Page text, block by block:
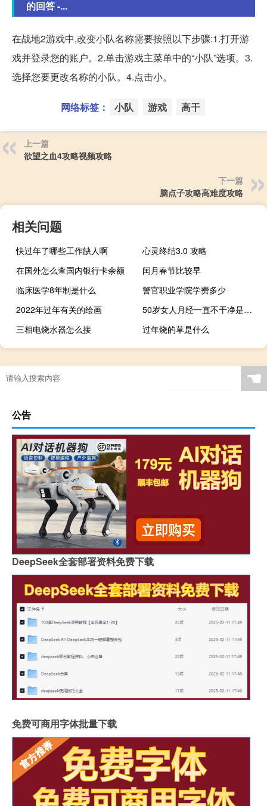
的回答 -...
在战地2游戏中,改变小队名称需要按照以下步骤:1.打开游
戏并登录您的账户。2.单击游戏主菜单中的“小队”选项。3.
选择您要更改名称的小队。4.点击小。
网络标签： 小队 游戏 高干
上一篇
欲望之血4攻略视频攻略
下一篇
脑点子攻略高难度攻略
相关问题
快过年了哪些工作缺人啊
心灵终结3.0 攻略
在国外怎么查国内银行卡余额
闰月春节比较早
临床医学8年制是什么
警官职业学院学费多少
2022年过年有关的绘画
50岁女人月经一直不干净是什么原因（50岁女人）
三相电烧水器怎么接
过年烧的草是什么
☚
公告
DeepSeek全套部署资料免费下载
免费可商用字体批量下载